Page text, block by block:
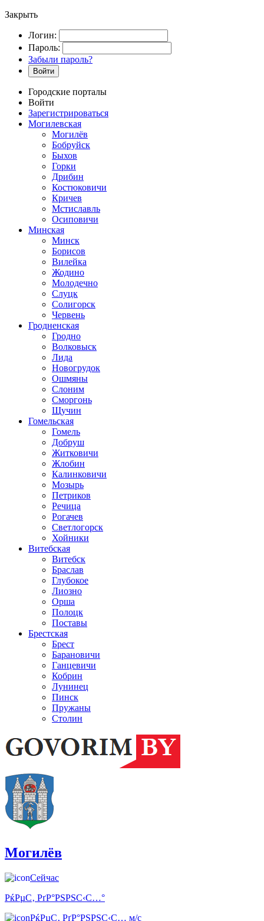
Закрыть
Логин:
Пароль:
Забыли пароль?
Войти
Городские порталы
Войти
Зарегистрироваться
Могилевская
Могилёв
Бобруйск
Быхов
Горки
Дрибин
Костюковичи
Кричев
Мстиславль
Осиповичи
Минская
Минск
Борисов
Вилейка
Жодино
Молодечно
Слуцк
Солигорск
Червень
Гродненская
Гродно
Волковыск
Лида
Новогрудок
Ошмяны
Слоним
Сморгонь
Щучин
Гомельская
Гомель
Добруш
Житковичи
Жлобин
Калинковичи
Мозырь
Петриков
Речица
Рогачев
Светлогорск
Хойники
Витебская
Витебск
Браслав
Глубокое
Лиозно
Орша
Полоцк
Поставы
Брестская
Брест
Барановичи
Ганцевичи
Кобрин
Лунинец
Пинск
Пружаны
Столин
Могилёв
Сейчас
РќРµС‚ РґР°РЅРЅС‹С…°
РќРµС‚ РґР°РЅРЅС‹С… м/с